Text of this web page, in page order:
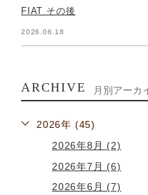
FIAT その後
2026.06.18
ARCHIVE 月別アーカ
2026年 (45)
2026年8月 (2)
2026年7月 (6)
2026年6月 (7)